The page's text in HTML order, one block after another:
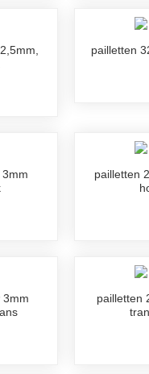
pailletten
pailletten
3mm
pailletten